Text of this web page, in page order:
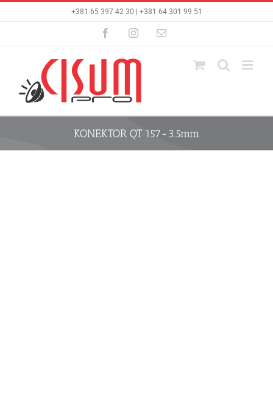
+381 65 397 42 30 | +381 64 301 99 51
FacebookInstagramEmail
KONEKTOR QT 157-3.5mm